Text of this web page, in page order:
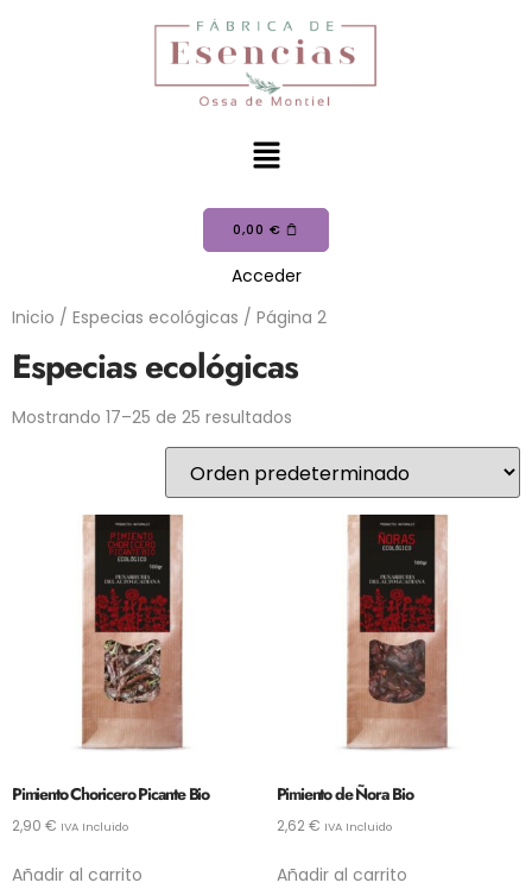
0,00 €
Acceder
Inicio / Especias ecológicas / Página 2
Especias ecológicas
Mostrando 17–25 de 25 resultados
Pimiento Choricero Picante Bio
2,90 € IVA Incluido
Añadir al carrito
Pimiento de Ñora Bio
2,62€ IVA Incluido
Añadir al carrito